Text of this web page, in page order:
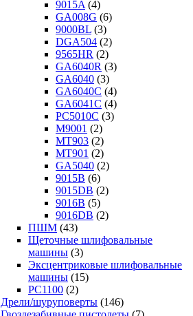
9015A (4)
GA008G (6)
9000BL (3)
DGA504 (2)
9565HR (2)
GA6040R (3)
GA6040 (3)
GA6040C (4)
GA6041C (4)
PC5010C (3)
M9001 (2)
MT903 (2)
MT901 (2)
GA5040 (2)
9015B (6)
9015DB (2)
9016B (5)
9016DB (2)
ПШМ (43)
Щеточные шлифовальные
машины (3)
Эксцентриковые шлифовальные
машины (15)
PC1100 (2)
Дрели/шуруповерты (146)